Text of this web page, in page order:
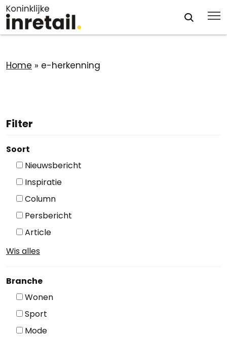
Home » e-herkenning
Filter
Soort
Nieuwsbericht
Inspiratie
Column
Persbericht
Article
Wis alles
Branche
Wonen
Sport
Mode